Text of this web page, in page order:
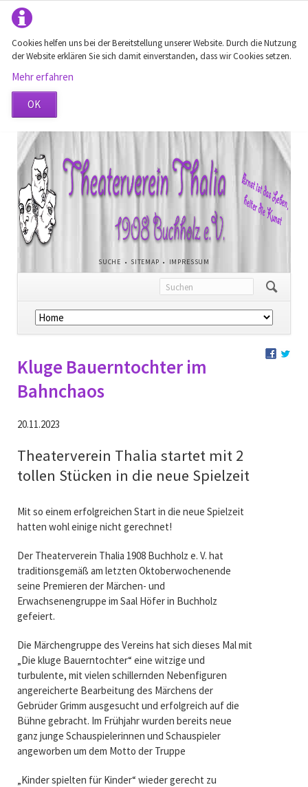
Cookies helfen uns bei der Bereitstellung unserer Website. Durch die Nutzung
der Website erklären Sie sich damit einverstanden, dass wir Cookies setzen.
Mehr erfahren
OK
NAVIGATION
ÜBERSPRINGEN
SUCHE SITEMAP IMPRESSUM
Navigation
überspringen
Kluge Bauerntochter im
Bahnchaos
20.11.2023
Theaterverein Thalia startet mit 2
tollen Stücken in die neue Spielzeit
Mit so einem erfolgreichen Start in die neue Spielzeit
hatten wohl einige nicht gerechnet!
Der Theaterverein Thalia 1908 Buchholz e. V. hat
traditionsgemäß am letzten Oktoberwochenende
seine Premieren der Märchen- und
Erwachsenengruppe im Saal Höfer in Buchholz
gefeiert.
Die Märchengruppe des Vereins hat sich dieses Mal mit
„Die kluge Bauerntochter“ eine witzige und
turbulente, mit vielen schillernden Nebenfiguren
angereicherte Bearbeitung des Märchens der
Gebrüder Grimm ausgesucht und erfolgreich auf die
Bühne gebracht. Im Frühjahr wurden bereits neue
ganz junge Schauspielerinnen und Schauspieler
angeworben um dem Motto der Truppe
„Kinder spielten für Kinder“ wieder gerecht zu